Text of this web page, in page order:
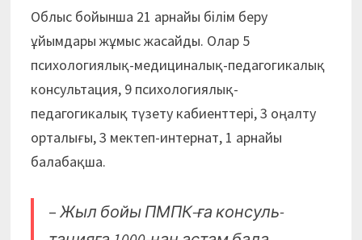
Облыс бойынша 21 арнайы білім беру
ұйымдары жұмыс жасайды. Олар 5
психологиялық-медициналық-педагогикалық
консультация, 9 психологиялық-
педагогикалық түзету кабиенттері, 3 оңалту
орталығы, 3 мектеп-интернат, 1 арнайы
балабақша.
– Жыл бойы ПМПК-ға консуль­